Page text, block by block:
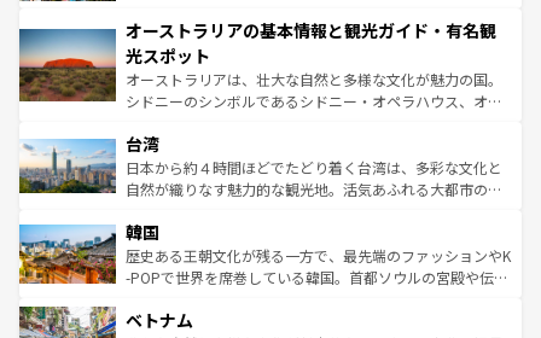
部のニューオーリンズでは、音楽と美食が融合した独特の
文化が魅力。旅行者はアメリカの各地域で異なる魅力を楽
しみながら、その多様性と豊かな歴史を感じることができ
るだろう。車でのロードトリップや列車の旅も、アメリカ
情報は
ワイ島は見逃せない。また、定番の観光地といえばオアフ
島だが、静かな自然を求めるならマウイ島やカウアイ島が
おすすめ。エメラルドグリーンに輝く海をはじめ、豊かな
文化や歴史が息づいている。「アロハスピリット」と呼ば
人々、おいしいローカルフードやハワイアンミュージッ
ク、伝統的なフラダンスなど、すべてがハワイの魅力を彩
っている。訪れるたびに新しい発見と感動が待っているハ
はコンテンツ一覧
オーストラリアの基本情報と観光ガイド・有名観
光スポット
オーストラリアは、壮大な自然と多様な文化が魅力の国。
シドニーのシンボルであるシドニー・オペラハウス、オー
リアリーフや大陸中央部にそびえるウルル（エアーズロッ
ク）、タスマニアの美しい原生林やケアンズの熱帯雨林な
ど、見どころがたくさん。また、カフェやワイン、オージ
いる。アクティビティも充実しており、サーフィンやダイ
ビング、ハイキングなど、アウトドア好きにはたまらな
い。オーストラリアの多彩な魅力を存分に味わいつくそ
参照してほしい。
台湾
日本から約４時間ほどでたどり着く台湾は、多彩な文化と
自然が織りなす魅力的な観光地。活気あふれる大都市の台
ン）、静ひつな山岳地帯である台湾東部など、都市の喧騒
と山間の静けさが共存しており、訪れる人に新しい発見と
驚きをもたらしてくれる。また、奥深い台湾の食文化も魅
容にもいいと評判のスイーツなど、バラエティ豊かな料理
韓国
歴史ある王朝文化が残る一方で、最先端のファッションやK
-POPで世界を席巻している韓国。首都ソウルの宮殿や伝統
き、地方に足を延ばせば四季折々の自然美を楽しむことが
ベトナム